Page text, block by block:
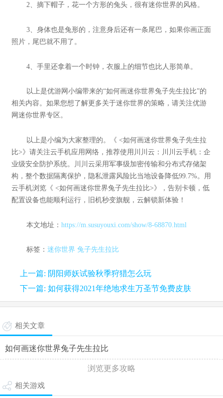
2、摘下帽子，花一个方形的兔头，很有迷你世界的风格。
3、身体也是兔形的，注意身后还有一条尾巴，如果你画正面
照片，尾巴就不用了。
4、手里还拿着一个时钟，衣服上的细节也比人形简单。
以上是优游网小编带来的“如何画迷你世界兔子先生拉比”的
相关内容。如果您想了解更多关于迷你世界的策略，请关注优游
网迷你世界专区。
以上是小编为大家整理的。《 <如何画迷你世界兔子先生拉
比>》请关注云手机应用网络，推荐使用川川云：川川云手机：企
业级安全防护系统。川川云采用军事级加密传输和分布式存储架
构，整个数据隔离保护，隐私泄露风险比当地设备降低99.7%。用
云手机浏览《 <如何画迷你世界兔子先生拉比>》，告别卡顿，低
配置设备也能顺利运行，旧机秒变旗舰，云解锁新体验！
本文地址： https://m.susuyouxi.com/show/8-68870.html
标签： 迷你世界 兔子先生拉比
上一篇: 阴阳师妖试验秋季狩猎怎么玩
下一篇: 如何获得2021年绝地求生万圣节免费皮肤
相关文章
如何画迷你世界兔子先生拉比
浏览更多攻略
相关游戏